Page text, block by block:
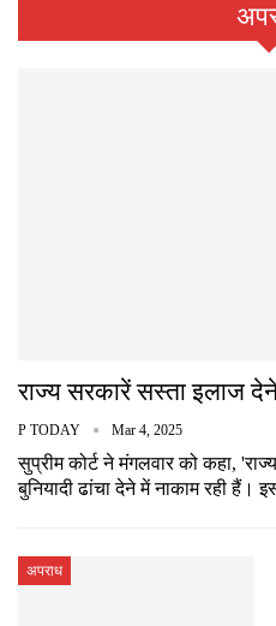
राज्य सरकारें सस्ता इलाज
P TODAY Mar 4, 2025
सुप्रीम कोर्ट ने मंगलवार को कहा,
बुनियादी ढांचा देने में नाकाम रही हैं।
अपराध